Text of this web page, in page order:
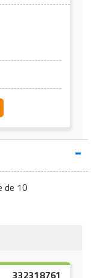
de 10
332318761